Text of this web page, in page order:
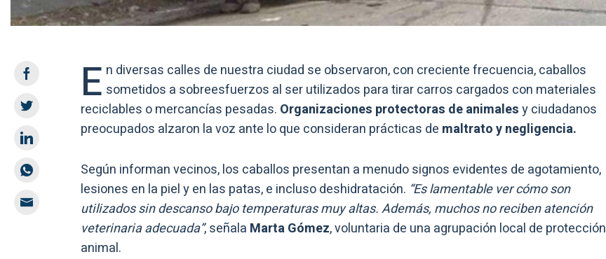
E n diversas calles de nuestra ciudad se observaron, con creciente frecuencia, caballos
sometidos a sobreesfuerzos al ser utilizados para tirar carros cargados con materiales
reciclables o mercancías pesadas. Organizaciones protectoras de animalesy ciudadanos
preocupados alzaron la voz ante lo que consideran prácticas de maltrato y negligencia.
Según informan vecinos, los caballos presentan a menudo signos evidentes de agotamiento,
lesiones en la piel y en las patas, e incluso deshidratación. “Es lamentable ver cómo son
utilizados sin descanso bajo temperaturas muy altas. Además, muchos no reciben atención
veterinaria adecuada”, señala Marta Gómez, voluntaria de una agrupación local de protección
animal.